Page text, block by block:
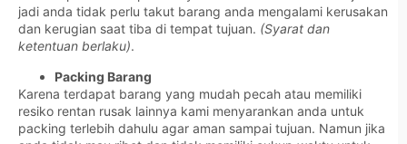
jadi anda tidak perlu takut barang anda mengalami kerusakan
dan kerugian saat tiba di tempat tujuan. (Syarat dan
ketentuan berlaku).
Packing Barang
Karena terdapat barang yang mudah pecah atau memiliki
resiko rentan rusak lainnya kami menyarankan anda untuk
packing terlebih dahulu agar aman sampai tujuan. Namun jika